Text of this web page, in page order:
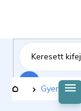
tartalomhoz
Kezdőlap